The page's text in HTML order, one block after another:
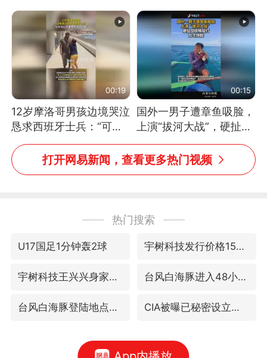
燃香烟 当事人：已报警
处理
开门：午休到几点
00:19
12岁摩洛哥男孩边境哭泣
恳求西班牙士兵：“可不
可以不要把我遣返回国”
00:15
国外一男子遭章鱼吸脸，
上演“拔河大战”，硬扯加
铁棒敲打方才挣脱
打开网易新闻，查看更多热门视频
热门搜索
U17国足1分钟轰2球 宇树科技发行价格150.80元/股
宇树科技王兴兴身家有望超200亿元 台风白海豚进入48小时警戒线
台风白海豚登陆地点更新 CIA被曝已秘密设立古巴工作组